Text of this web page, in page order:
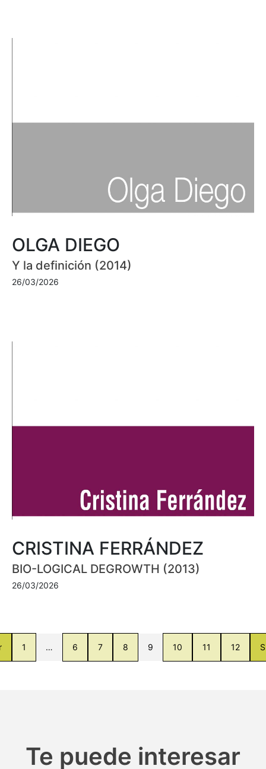
OLGA DIEGO
Y la definición (2014)
26/03/2026
CRISTINA FERRÁNDEZ
BIO-LOGICAL DEGROWTH (2013)
26/03/2026
1 … 6 7 8 9 10 11 12
Te puede interesar